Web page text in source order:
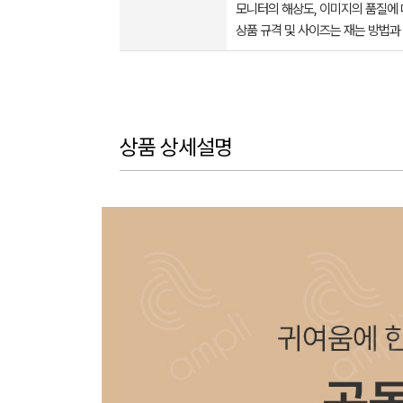
모니터의 해상도, 이미지의 품질
상품 규격 및 사이즈는 재는 방법
상품 상세설명